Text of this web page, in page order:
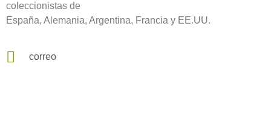
coleccionistas de
España, Alemania, Argentina, Francia y EE.UU.
correo